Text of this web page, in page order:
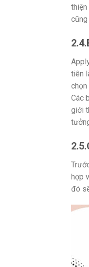
cũng
tiên
Các
giới
hợp
đó